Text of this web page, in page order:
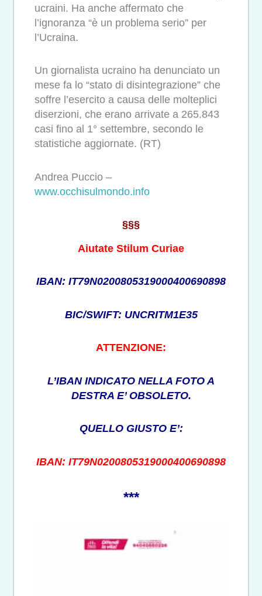
ucraini. Ha anche affermato che
l’ignoranza “è un problema serio” per
l’Ucraina.
Un giornalista ucraino ha denunciato un
mese fa lo “stato di disintegrazione” che
soffre l’esercito a causa delle molteplici
diserzioni, che erano arrivate a 265.843
casi fino al 1° settembre, secondo le
statistiche aggiornate. (RT)
Andrea Puccio –
www.occhisulmondo.info
§§§
Aiutate Stilum Curiae
IBAN: IT79N0200805319000400690898
BIC/SWIFT: UNCRITM1E35
ATTENZIONE:
L’IBAN INDICATO NELLA FOTO A
DESTRA E’ OBSOLETO.
QUELLO GIUSTO E’:
IBAN: IT79N0200805319000400690898
***